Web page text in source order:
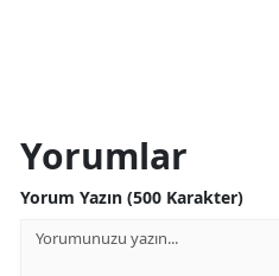
Yorumlar
Yorum Yazın (500 Karakter)